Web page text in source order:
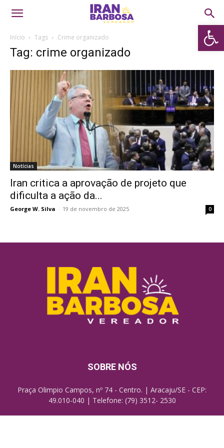
Abrir
Início Tags Crime organizado
Tag: crime organizado
Notícias
Iran critica a aprovação de projeto que
dificulta a ação da...
George W. Silva - 19 de novembro de 2025 0
SOBRE NÓS
Praça Olimpio Campos, nº 74 - Centro. | Aracaju/SE - CEP:
49.010-040 | Telefone: (79) 3512- 2530